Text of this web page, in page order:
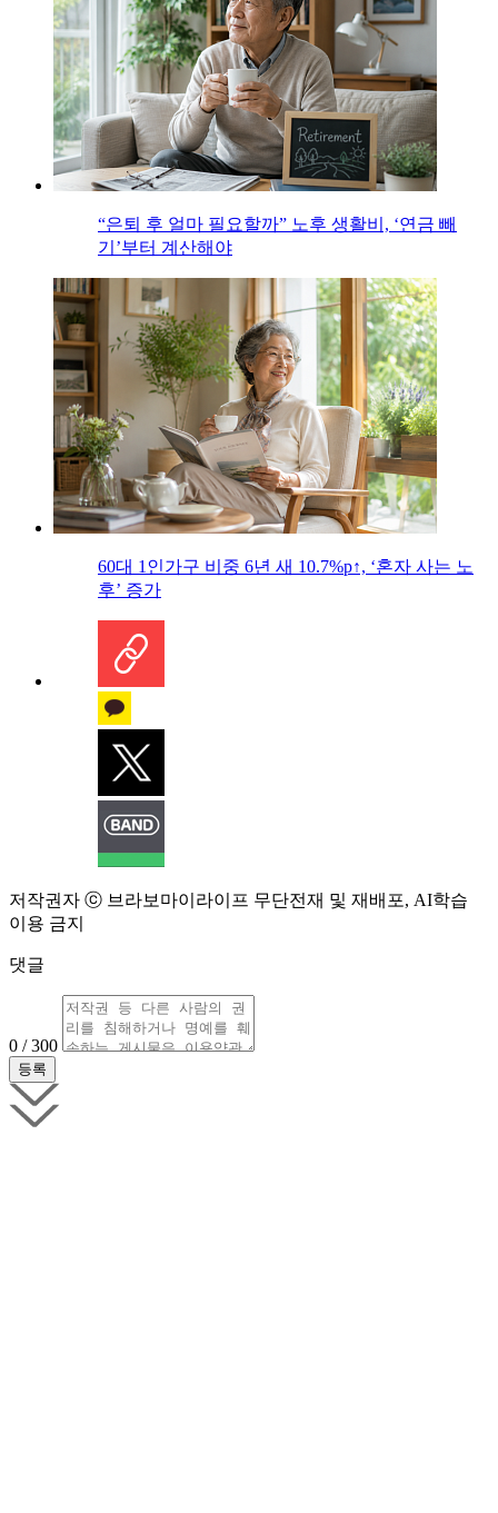
“은퇴 후 얼마 필요할까” 노후 생활비, ‘연금 빼
기’부터 계산해야
60대 1인가구 비중 6년 새 10.7%p↑, ‘혼자 사는 노
후’ 증가
저작권자 ⓒ 브라보마이라이프 무단전재 및 재배포, AI학습
이용 금지
댓글
0 / 300